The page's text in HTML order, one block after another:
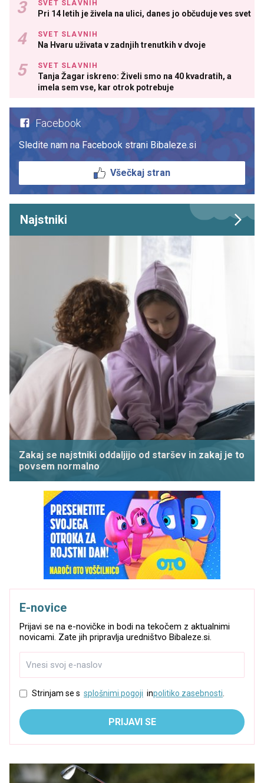
SVET SLAVNIH
Pri 14 letih je živela na ulici, danes jo občuduje ves svet
SVET SLAVNIH
Na Hvaru uživata v zadnjih trenutkih v dvoje
SVET SLAVNIH
Tanja Žagar iskreno: Živeli smo na 40 kvadratih, a
imela sem vse, kar otrok potrebuje
Facebook
Sledite nam na Facebook strani Bibaleze.si
Všečkaj stran
Najstniki
Zakaj se najstniki oddaljijo od staršev in zakaj je to
povsem normalno
E-novice
Prijavi se na e-novičke in bodi na tekočem z aktualnimi
novicami. Zate jih pripravlja uredništvo Bibaleze.si.
Strinjam se s splošnimi pogoji inpolitiko zasebnosti
PRIJAVI SE